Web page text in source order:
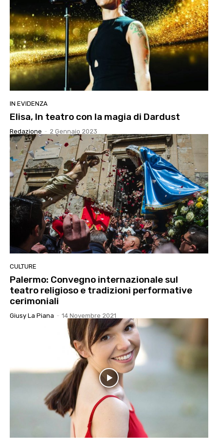
IN EVIDENZA
Elisa, In teatro con la magia di Dardust
Redazione - 2 Gennaio 2023
CULTURE
Palermo: Convegno internazionale sul
teatro religioso e tradizioni performative
cerimoniali
Giusy La Piana - 14 Novembre 2021